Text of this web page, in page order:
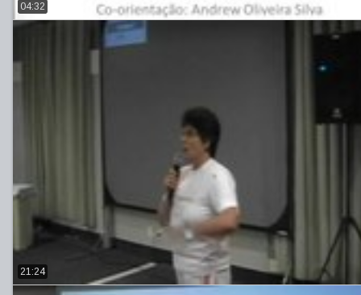
04:32
21:24